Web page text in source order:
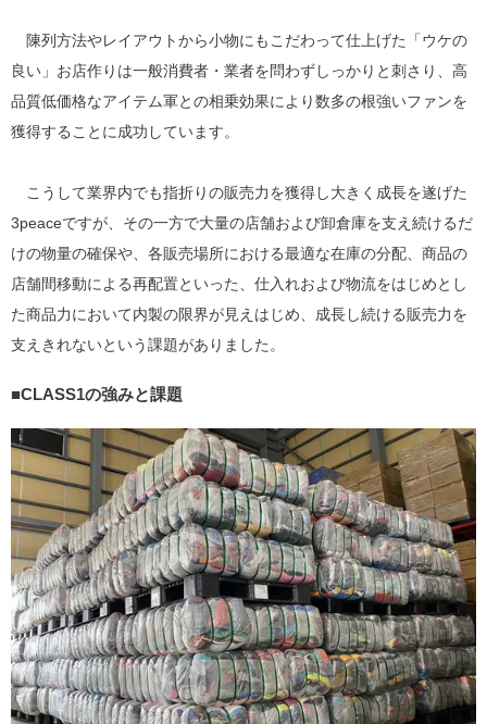
陳列方法やレイアウトから小物にもこだわって仕上げた「ウケの
良い」お店作りは一般消費者・業者を問わずしっかりと刺さり、高
品質低価格なアイテム軍との相乗効果により数多の根強いファンを
獲得することに成功しています。
こうして業界内でも指折りの販売力を獲得し大きく成長を遂げた
3peaceですが、その一方で大量の店舗および卸倉庫を支え続けるだ
けの物量の確保や、各販売場所における最適な在庫の分配、商品の
店舗間移動による再配置といった、仕入れおよび物流をはじめとし
た商品力において内製の限界が見えはじめ、成長し続ける販売力を
支えきれないという課題がありました。
■CLASS1の強みと課題